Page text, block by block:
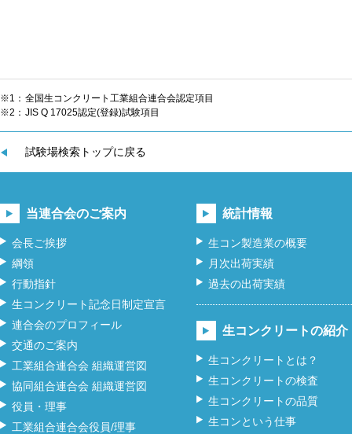
※1： 全国生コンクリート工業組合連合会認定項目
※2： JIS Q 17025認定(登録)試験項目
試験場検索トップに戻る
当連合会のご案内
会長ご挨拶
綱領
行動指針
生コンクリート記念日制定宣言
連合会のプロフィール
交通のご案内
工業組合連合会 組織運営図
協同組合連合会 組織運営図
役員・理事
工業組合連合会役員/理事
統計情報
生コン製造業の概要
月次出荷実績
過去の出荷実績
生コンクリートの紹介
生コンクリートとは？
生コンクリートの検査
生コンクリートの品質
生コンという仕事